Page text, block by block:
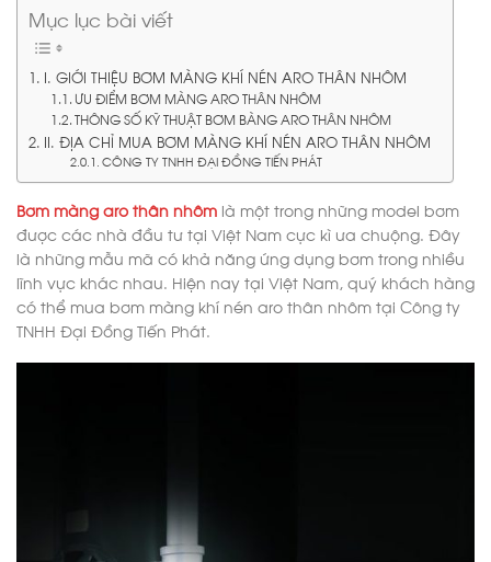
Mục lục bài viết
I. GIỚI THIỆU BƠM MÀNG KHÍ NÉN ARO THÂN NHÔM
ƯU ĐIỂM BƠM MÀNG ARO THÂN NHÔM
THÔNG SỐ KỸ THUẬT BƠM BÀNG ARO THÂN NHÔM
II. ĐỊA CHỈ MUA BƠM MÀNG KHÍ NÉN ARO THÂN NHÔM
CÔNG TY TNHH ĐẠI ĐỒNG TIẾN PHÁT
Bơm màng aro thân nhôm là một trong những model bơm
được các nhà đầu tư tại Việt Nam cực kì ưa chuộng. Đây
là những mẫu mã có khả năng ứng dụng bơm trong nhiều
lĩnh vực khác nhau. Hiện nay tại Việt Nam, quý khách hàng
có thể mua bơm màng khí nén aro thân nhôm tại Công ty
TNHH Đại Đồng Tiến Phát.